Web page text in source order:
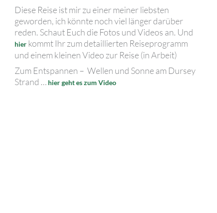
Diese Reise ist mir zu einer meiner liebsten
geworden, ich könnte noch viel länger darüber
reden. Schaut Euch die Fotos und Videos an. Und
hier kommt Ihr zum detaillierten Reiseprogramm
und einem kleinen Video zur Reise (in Arbeit)
Zum Entspannen – Wellen und Sonne am Dursey
Strand … hier geht es zum Video